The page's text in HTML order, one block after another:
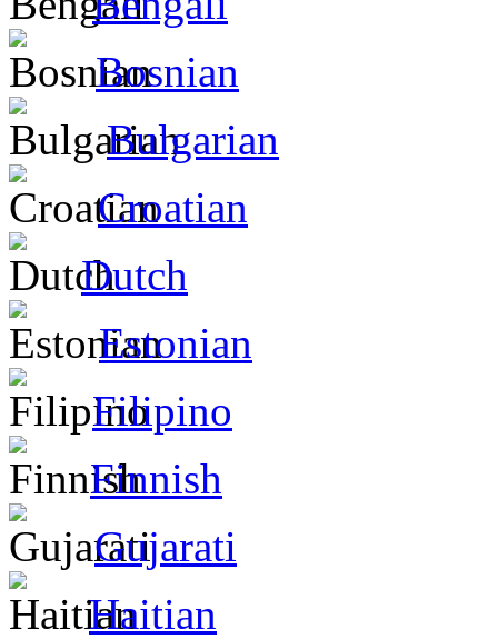
Bosnian
Bulgarian
Croatian
Dutch
Estonian
Filipino
Finnish
Gujarati
Haitian